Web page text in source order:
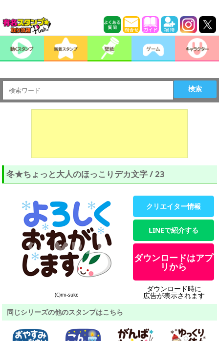
検索
冬★ちょっと大人のほっこりデカ文字 / 23
(C)mi-suke
クリエイター情報
LINEで紹介する
ダウンロードはアプ
リから
ダウンロード時に
広告が表示されます
同じシリーズの他のスタンプはこちら